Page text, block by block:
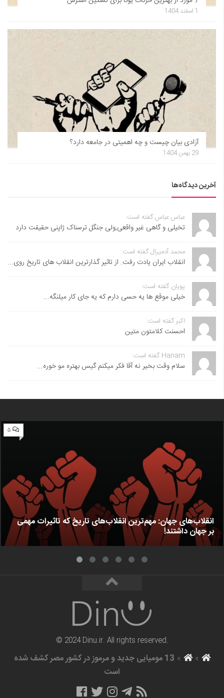
1 اسفند 1404
آزادی بیان چیست و چه اهمیتی در جامعه دارد؟
29 بهمن 1404
آخرین دیدگاه‌ها
عباس عباس گفته است:
تخیلی و گاهی غیر واقعی,ولی جنگل ترسناک ژاپنی حقیقت دارد
محمد آدمیرال گفته است:
انقلاب ایران یادت رفت. از تاثیر گذارترین انقلاب های تاریخ روی...
پویان گفته است:
خیلی موقع ها یه حسی دارم که یه جای کار میلنگه...
اکبر گفته است:
احسنت ‌کلامتون متین
Hanam گفته است:
سلام وقت بخیر نه آقا فکر میکنم گیس بهتره مو خوره...
۵
انقلاب‌های جهان: مهم‌ترین انقلاب‌های تاریخ که تاثیرات مهمی
بر جهان داشتند!
© 2024 Dinu.ir. All rights reserved.
»
»
13 مومیایی جدید و مرموز در کشور مصر کشف شده
است